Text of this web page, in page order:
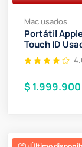
Mac usados
Portátil
Touch ID
$ 1.999.900